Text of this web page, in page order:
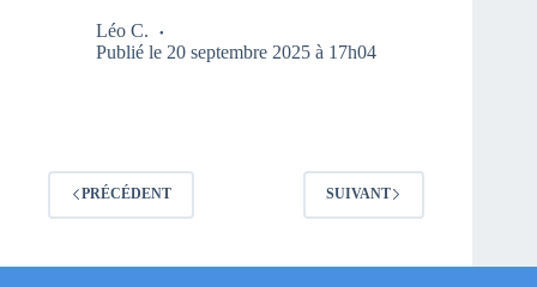
Léo C.
Publié le 20 septembre 2025 à 17h04
PRÉCÉDENT SUIVANT